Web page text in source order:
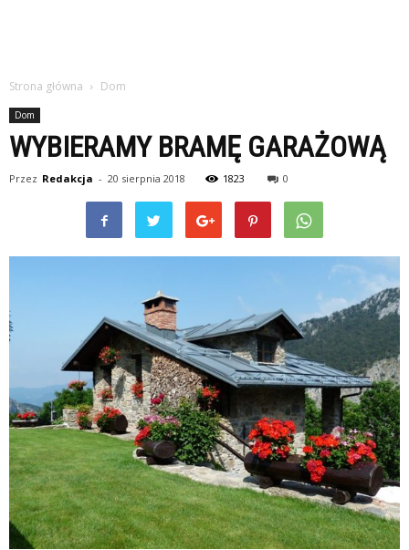
Strona główna Dom
Dom
WYBIERAMY BRAMĘ GARAŻOWĄ
Przez Redakcja - 20 sierpnia 2018 1823 0